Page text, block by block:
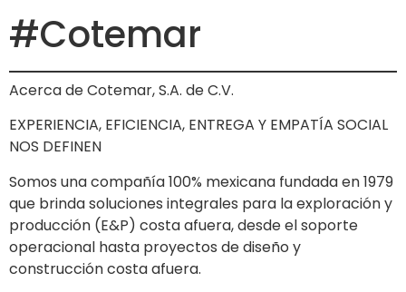
#Cotemar
Acerca de Cotemar, S.A. de C.V.
EXPERIENCIA, EFICIENCIA, ENTREGA Y EMPATÍA SOCIAL
NOS DEFINEN
Somos una compañía 100% mexicana fundada en 1979
que brinda soluciones integrales para la exploración y
producción (E&P) costa afuera, desde el soporte
operacional hasta proyectos de diseño y
construcción costa afuera.